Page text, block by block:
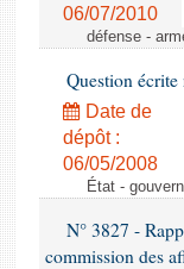
06/07/2010
défense -
Question écrite
Date de
dépôt :
06/05/2008
État -
N° 3827 -
commission des